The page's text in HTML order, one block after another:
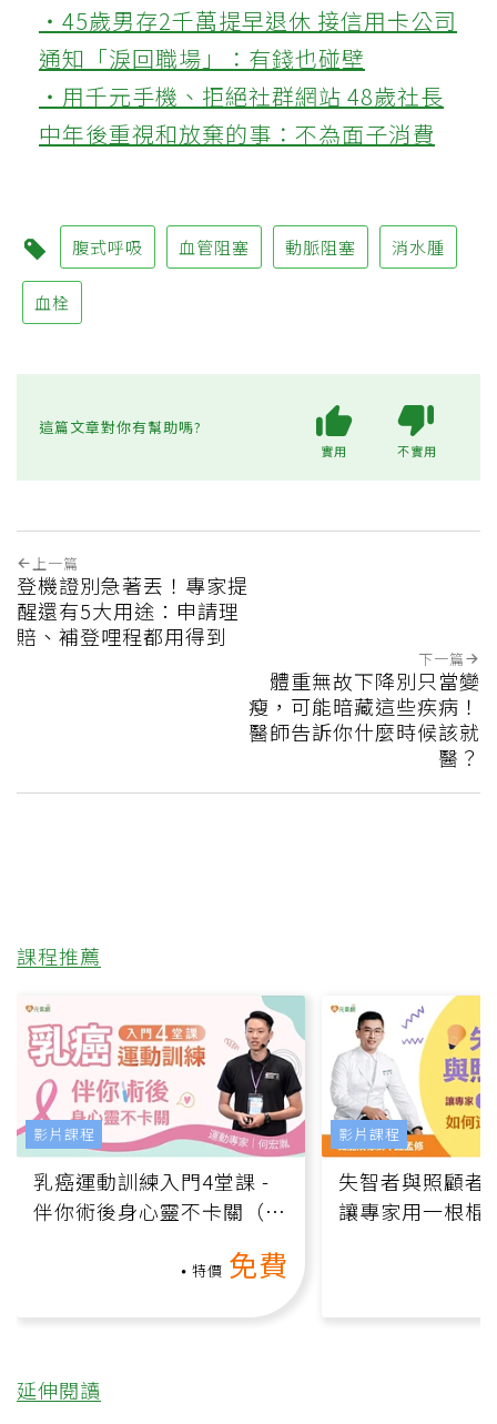
‧45歲男存2千萬提早退休 接信用卡公司
通知「淚回職場」：有錢也碰壁
‧用千元手機、拒絕社群網站 48歲社長
中年後重視和放棄的事：不為面子消費
腹式呼吸 血管阻塞 動脈阻塞 消水腫
血栓
這篇文章對你有幫助嗎?
實用 不實用
上一篇
登機證別急著丟！專家提
醒還有5大用途：申請理
賠、補登哩程都用得到
下一篇
體重無故下降別只當變
瘦，可能暗藏這些疾病！
醫師告訴你什麼時候該就
醫？
課程推薦
乳癌運動訓練入門4堂課 -
伴你術後身心靈不卡關（線
特價 免費
影片課程
失智者與照顧者
讓專家用一根棍
影片課程
延伸閱讀